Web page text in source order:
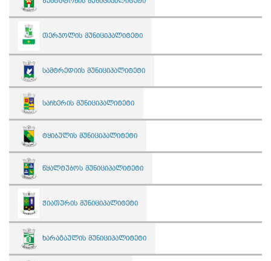
თერჯოლის მუნიციპალიტეტი
სამტრედიის მუნიციპალიტეტი
საჩხერის მუნიციპალიტეტი
ტყიბულის მუნიციპალიტეტი
წყალტუბოს მუნიციპალიტეტი
ჭიათურის მუნიციპალიტეტი
ხარაგაულის მუნიციპალიტეტი